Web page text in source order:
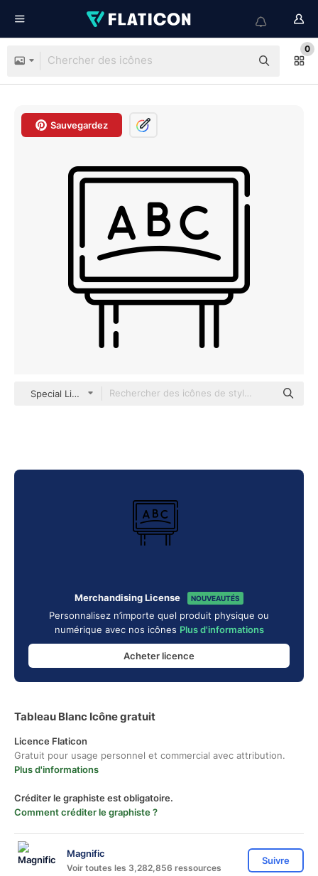
0
Sauvegardez
Special Lineal
Merchandising License NOUVEAUTÉS
Personnalisez n’importe quel produit physique ou
numérique avec nos icônes Plus d'informations
Acheter licence
Tableau Blanc Icône gratuit
Licence Flaticon
Gratuit pour usage personnel et commercial avec attribution.
Plus d'informations
Créditer le graphiste est obligatoire.
Comment créditer le graphiste ?
Magnific
Voir toutes les 3,282,856 ressources
Suivre